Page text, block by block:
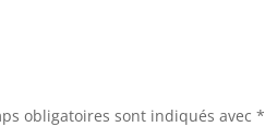
obligatoires sont indiqués avec*